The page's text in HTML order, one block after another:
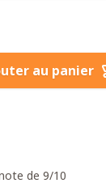
au panier
de 9/10